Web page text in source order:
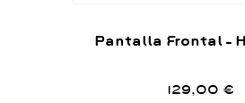
Pantalla Frontal –
129,00 €